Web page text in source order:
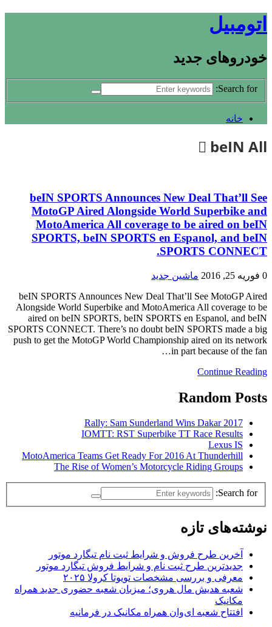
اتومبیل
خودروهای جدید
Search for:
خانه
beIN All
beIN SPORTS Announces New Deal That’ll See
MotoGP Aired Alongside World Superbike and
MotoAmerica All coverage to be aired on beIN
SPORTS, beIN SPORTS en Espanol, and beIN
SPORTS CONNECT.
0 فوریه 25, 2016
ماشین جدید
beIN SPORTS Announces New Deal That’ll See MotoGP Aired
Alongside World Superbike and MotoAmerica All coverage to be
aired on beIN SPORTS, beIN SPORTS en Espanol, and beIN
SPORTS CONNECT. There’s no doubt beIN SPORTS made a big
push to get the MotoGP World Championship aired on its network
in part because of the fan…
Continue Reading
Random Posts
Rally: Sam Sunderland Wins Dakar 2017
IOMTT: RST Superbike TT Race Results
Lexus IS
MotoAmerica Teams Get Ready For 2016 At Thunderhill
The Rise of Women’s Motorcycle Riding Groups
Search for:
نوشته‌های تازه
آخرین طرح فروش و شرایط ثبت نام تیگارد موتور
جدیدترین طرح ثبت نام و شرایط فروش تیگارد موتور
معرفی و بررسی مشخصات تویوتا کرولا ۲۰۲۵
شعبه هدیش مال هروی؛ میزبان شعبه حضوری جدید همراه
مکانیک
افتتاح شعبه ای‌وان همراه مکانیک در فرمانیه